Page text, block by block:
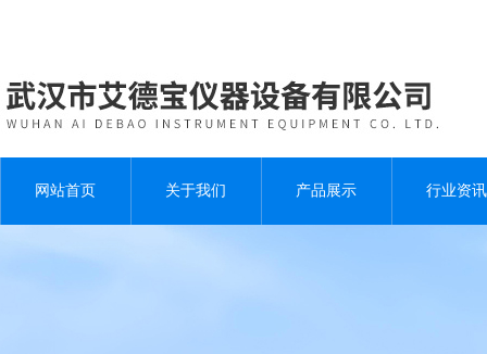
网站首页 关于我们 产品展示 行业资讯